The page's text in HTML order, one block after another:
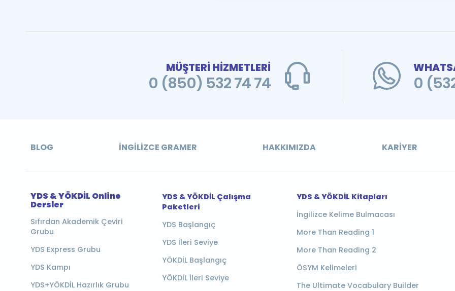
MÜŞTERİ HİZMETLERİ
0 (850) 532 74 74 0
BLOG İNGILIZCE GRAMER HAKKIMIZDA KARIYER
YDS & YÖKDİL Online
Dersler
Sıfırdan Akademik Çeviri
Grubu
YDS Express Grubu
YDS Kampı
YDS+YÖKDİL Hazırlık Grubu
YDS & YÖKDİL Çalışma
Paketleri
YDS Başlangıç
YDS İleri Seviye
YÖKDİL Başlangıç
YÖKDİL İleri Seviye
YDS & YÖKDİL Kitapları
İngilizce Kelime Bulmacası
More Than Reading 1
More Than Reading 2
ÖSYM Kelimeleri
The Ultimate Vocabulary Builder